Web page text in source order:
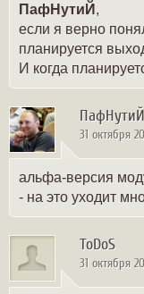
ПафНутиЙ ,
если я верно
планируется
И когда
ПафНутиЙ
31 октября
альфа-версия
- на это уходит
ToDoS
31 октября